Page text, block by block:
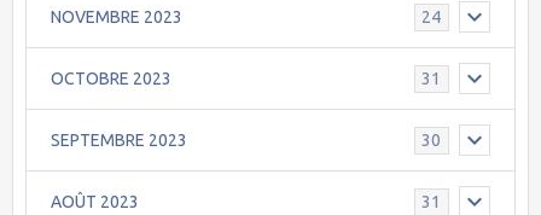
NOVEMBRE 2023 24
OCTOBRE 2023 31
SEPTEMBRE 2023 30
AOÛT 2023 31